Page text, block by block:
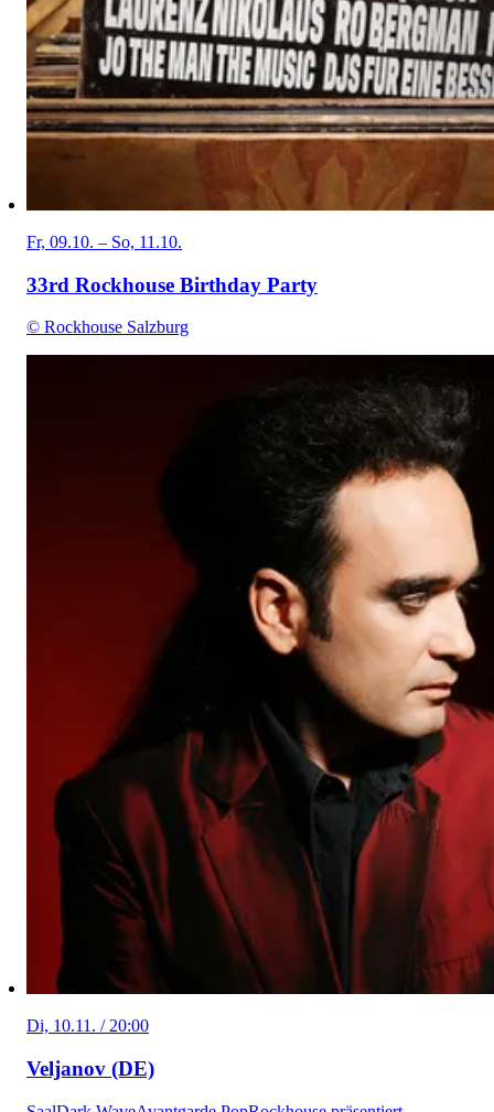
Fr, 09.10. – So, 11.10.
33rd Rockhouse Birthday Party
© Rockhouse Salzburg
Di, 10.11. / 20:00
Veljanov (DE)